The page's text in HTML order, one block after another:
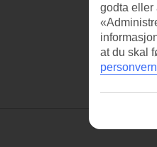
godta eller
at du skal